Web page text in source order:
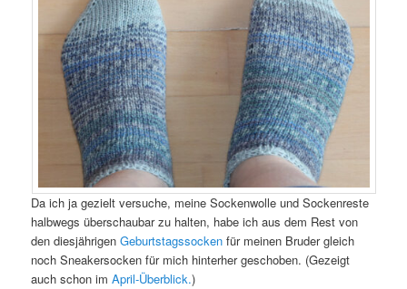
Da ich ja gezielt versuche, meine Sockenwolle und Sockenreste
halbwegs überschaubar zu halten, habe ich aus dem Rest von
den diesjährigenGeburtstagssocken für meinen Bruder gleich
noch Sneakersocken für mich hinterher geschoben. (Gezeigt
auch schon imApril-Überblick.)